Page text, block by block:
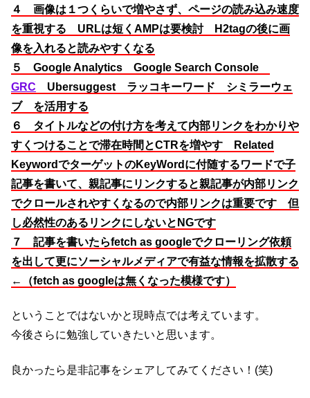
４ 画像は１つくらいで増やさず、ページの読み込み速度
を重視する URLは短くAMPは要検討 H2tagの後に画
像を入れると読みやすくなる
５ Google Analytics Google Search Console
GRC Ubersuggest ラッコキーワード シミラーウェ
ブ を活用する
６ タイトルなどの付け方を考えて内部リンクをわかりや
すくつけることで滞在時間とCTRを増やす Related
KeywordでターゲットのKeyWordに付随するワードで子
記事を書いて、親記事にリンクすると親記事が内部リンク
でクロールされやすくなるので内部リンクは重要です 但
し必然性のあるリンクにしないとNGです
７ 記事を書いたらfetch as googleでクローリング依頼
を出して更にソーシャルメディアで有益な情報を拡散する
←（fetch as googleは無くなった模様です）
ということではないかと現時点では考えています。
今後さらに勉強していきたいと思います。
良かったら是非記事をシェアしてみてください！(笑)